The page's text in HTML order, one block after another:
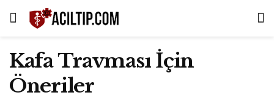
Kafa Travması İçin
Öneriler